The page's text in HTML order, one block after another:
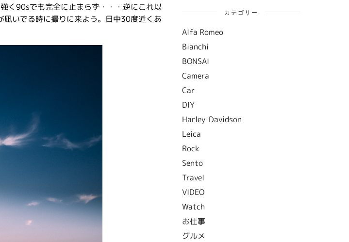
く90sでも完全に止まらず・・・逆にこれ以
いでる時に撮りに来よう。日中30度近くあ
カテゴリー
Alfa Romeo
Bianchi
BONSAI
Camera
Car
DIY
Harley-Davidson
Leica
Rock
Sento
Travel
VIDEO
Watch
お仕事
グルメ